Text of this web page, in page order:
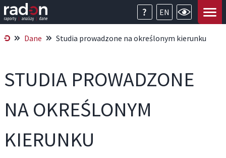
EN
Dane Studia prowadzone na określonym kierunku
STUDIA PROWADZONE
NA OKREŚLONYM
KIERUNKU